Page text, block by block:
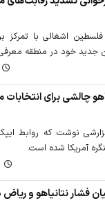
فلسطین اشغالی با تمرکز
جدید خود در منطقه
چالشی برای انتخابات
نوشت که روابط
آمریکا شده است.
فشار نتانیاهو و ریاض